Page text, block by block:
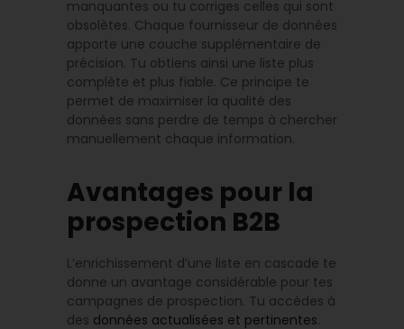
manquantes ou tu corriges celles qui sont
obsolètes. Chaque fournisseur de données
apporte une couche supplémentaire de
précision. Tu obtiens ainsi une liste plus
complète et plus fiable. Ce principe te
permet de maximiser la qualité des
données sans perdre de temps à chercher
manuellement chaque information.
Avantages pour la
prospection B2B
L’enrichissement d’une liste en cascade te
donne un avantage considérable pour tes
campagnes de prospection. Tu accèdes à
des données actualisées et pertinentes.